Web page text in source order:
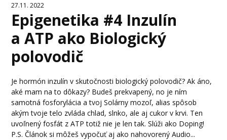
27.11. 2022
Epigenetika #4 Inzulín
a ATP ako Biologický
polovodič
Je hormón inzulín v skutočnosti biologický polovodič? Ak áno,
aké mam na to dôkazy? Budeš prekvapený, no je ním
samotná fosforylácia a tvoj Solárny mozoľ, alias spôsob
akým tvoje telo zvláda chlad, slnko, ale aj cukor v krvi. Ten
uvoľnený fosfát z ATP totiž nie je len tak. Slúži ako Doping!
P.S. Článok si môžeš vypočuť aj ako nahovorený Audio...